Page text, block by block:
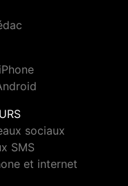
sociaux
SMS
et internet